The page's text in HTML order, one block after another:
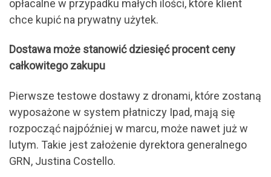
opłacalne w przypadku małych ilości, które klient
chce kupić na prywatny użytek.
Dostawa może stanowić dziesięć procent ceny
całkowitego zakupu
Pierwsze testowe dostawy z dronami, które zostaną
wyposażone w system płatniczy Ipad, mają się
rozpocząć najpóźniej w marcu, może nawet już w
lutym. Takie jest założenie dyrektora generalnego
GRN, Justina Costello.